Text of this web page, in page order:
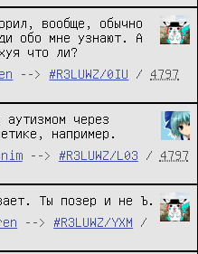
вообще, обычно
обо мне узнают. А
что ли?
--> #R3LUWZ/0IU / 4797
аутизмом через
например.
--> #R3LUWZ/L03 / 4797
Ты позер и не Ъ.
--> #R3LUWZ/YXM /